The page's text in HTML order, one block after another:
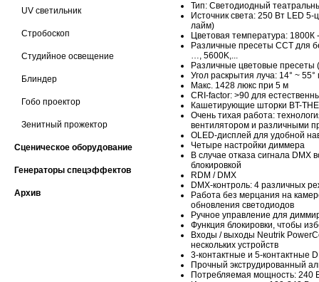
UV светильник
Стробоскоп
Студийное освещение
Блиндер
Гобо проектор
Зенитный прожектор
Сценическое оборудование
Генераторы спецэффектов
Архив
Тип: Светодиодный
Источник света: 250 Вт LED
лайм)
Цветовая температура: 1800К
Различные пресеты CCT для
…, 5600K,...
Различные цветовые
Угол раскрытия луча: 14° ~
Макс. 1428 люкс при 5 м
CRI-factor: >90 для
Кашетирующие шторки BT-
Очень тихая работа:
вентилятором и различными
OLED-дисплей для удобной
Четыре настройки диммера
В случае отказа сигнала
блокировкой
RDM / DMX
DMX-контроль: 4 различных
Работа без мерцания на
обновления светодиодов
Ручное управление для
Функция блокировки, чтобы
Входы / выходы Neutrik
нескольких устройств
3-контактные и 5-контактные
Прочный экструдированный
Потребляемая мощность: 240